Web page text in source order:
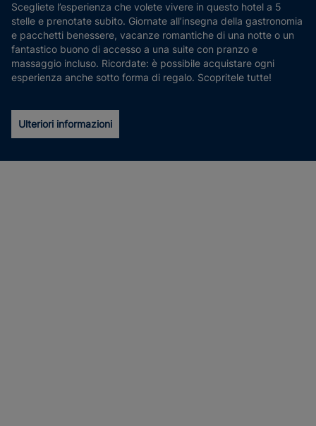
Scegliete l’esperienza che volete vivere in questo hotel a 5
stelle e prenotate subito. Giornate all’insegna della gastronomia
e pacchetti benessere, vacanze romantiche di una notte o un
fantastico buono di accesso a una suite con pranzo e
massaggio incluso. Ricordate: è possibile acquistare ogni
esperienza anche sotto forma di regalo. Scopritele tutte!
Ulteriori informazioni